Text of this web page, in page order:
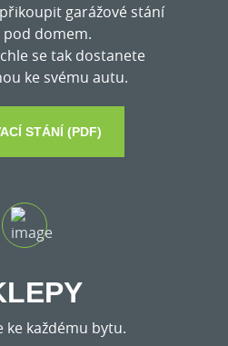
garážové stání
domem.
se tak dostanete
ke svému autu.
STÁNÍ (PDF)
ke každému bytu.